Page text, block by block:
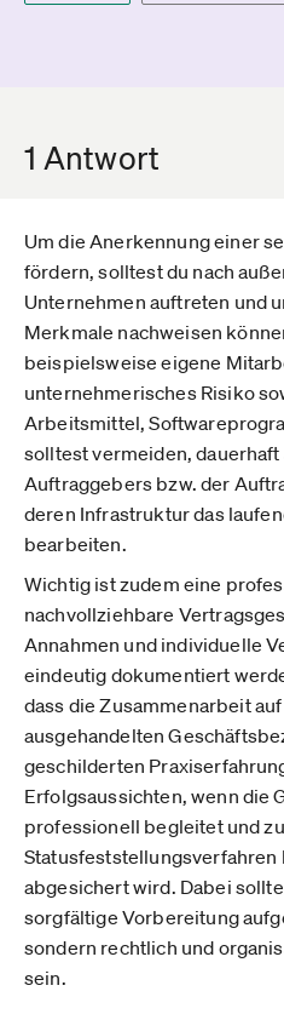
1 Antwort
Um die Anerkennung einer
fördern, solltest du nach
Unternehmen auftreten und
Merkmale nachweisen
beispielsweise eigene
unternehmerisches Risiko
Arbeitsmittel,
solltest vermeiden,
Auftraggebers bzw. der
deren Infrastruktur das
bearbeiten.
Wichtig ist zudem eine
nachvollziehbare
Annahmen und individuelle
eindeutig dokumentiert
dass die Zusammenarbeit
ausgehandelten
geschilderten
Erfolgsaussichten, wenn die
professionell begleitet und
Statusfeststellungsverfahren
abgesichert wird. Dabei
sorgfältige Vorbereitung
sondern rechtlich und
sein.